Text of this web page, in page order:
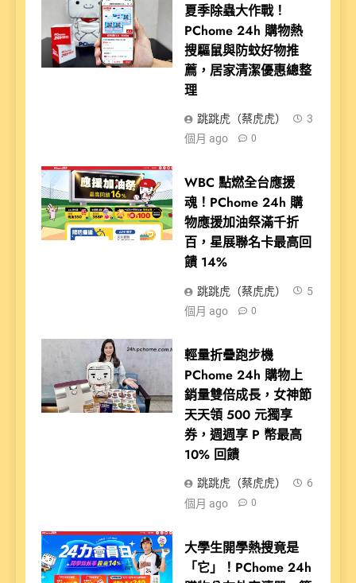
夏季除蟲大作戰！
PChome 24h 購物熱
搜驅鼠與防蚊好物推
薦，居家清潔優惠總整
理
跳跳虎（蔡虎虎）
3
個月 ago
0
WBC 點燃全台應援
魂！PChome 24h 購
物應援加油祭滿千折
百，星展聯名卡最高回
饋 14%
跳跳虎（蔡虎虎）
5
個月 ago
0
輕量折疊跑步機
PChome 24h 購物上
銷量雙倍成長，女神節
天天領 500 元獨享
券，週週享 P 幣最高
10% 回饋
跳跳虎（蔡虎虎）
6
個月 ago
0
大學生開學熱搜竟是
「它」！PChome 24h